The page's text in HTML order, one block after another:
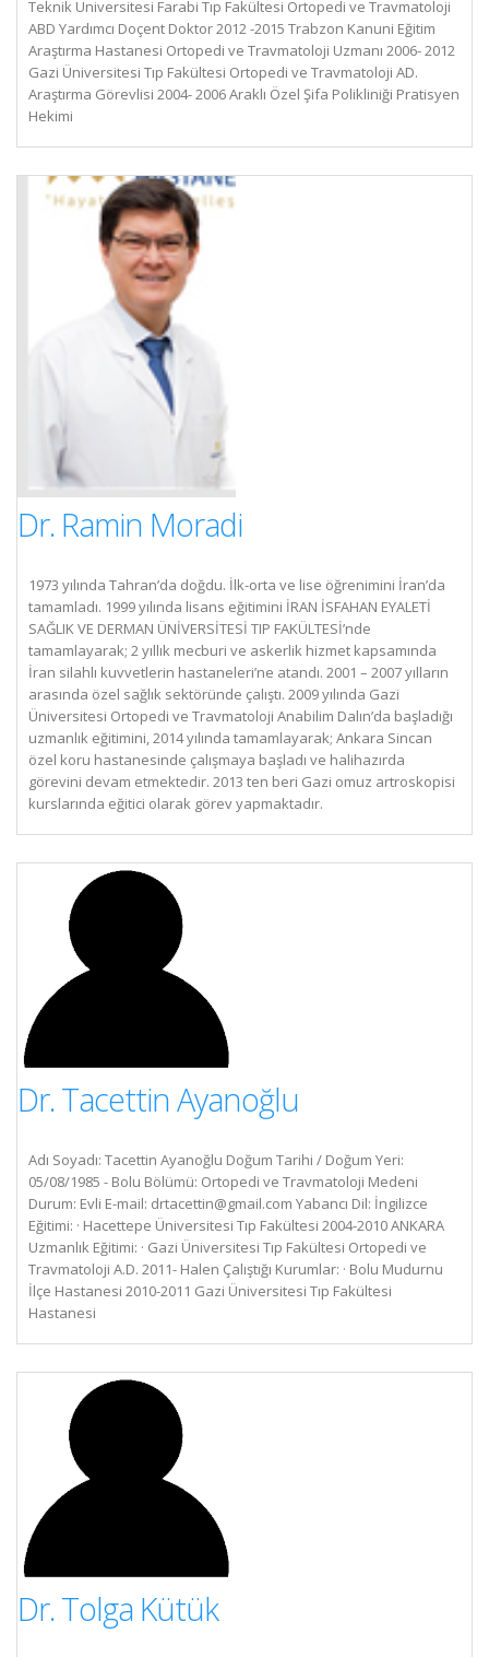
Teknik Üniversitesi Farabi Tıp Fakültesi Ortopedi ve Travmatoloji
ABD Yardımcı Doçent Doktor 2012 -2015 Trabzon Kanuni Eğitim
Araştırma Hastanesi Ortopedi ve Travmatoloji Uzmanı 2006- 2012
Gazi Üniversitesi Tıp Fakültesi Ortopedi ve Travmatoloji AD.
Araştırma Görevlisi 2004- 2006 Araklı Özel Şifa Polikliniği Pratisyen
Hekimi
Dr. Ramin Moradi
1973 yılında Tahran’da doğdu. İlk-orta ve lise öğrenimini İran’da
tamamladı. 1999 yılında lisans eğitimini İRAN İSFAHAN EYALETİ
SAĞLIK VE DERMAN ÜNİVERSİTESİ TIP FAKÜLTESİ’nde
tamamlayarak; 2 yıllık mecburi ve askerlik hizmet kapsamında
İran silahlı kuvvetlerin hastaneleri’ne atandı. 2001 – 2007 yılların
arasında özel sağlık sektöründe çalıştı. 2009 yılında Gazi
Üniversitesi Ortopedi ve Travmatoloji Anabilim Dalın’da başladığı
uzmanlık eğitimini, 2014 yılında tamamlayarak; Ankara Sincan
özel koru hastanesinde çalışmaya başladı ve halihazırda
görevini devam etmektedir. 2013 ten beri Gazi omuz artroskopisi
kurslarında eğitici olarak görev yapmaktadır.
Dr. Tacettin Ayanoğlu
Adı Soyadı: Tacettin Ayanoğlu Doğum Tarihi / Doğum Yeri:
05/08/1985 - Bolu Bölümü: Ortopedi ve Travmatoloji Medeni
Durum: Evli E-mail: drtacettin@gmail.com Yabancı Dil: İngilizce
Eğitimi: · Hacettepe Üniversitesi Tıp Fakültesi 2004-2010 ANKARA
Uzmanlık Eğitimi: · Gazi Üniversitesi Tıp Fakültesi Ortopedi ve
Travmatoloji A.D. 2011- Halen Çalıştığı Kurumlar: · Bolu Mudurnu
İlçe Hastanesi 2010-2011 Gazi Üniversitesi Tıp Fakültesi
Hastanesi
Dr. Tolga Kütük